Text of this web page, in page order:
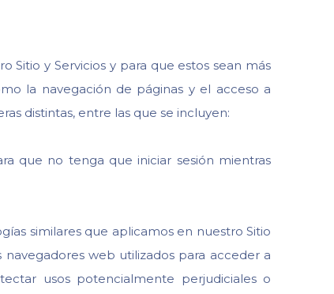
Sitio y Servicios y para que estos sean más
la navegación de páginas y el acceso a
distintas, entre las que se incluyen:
que no tenga que iniciar sesión mientras
similares que aplicamos en nuestro Sitio
web utilizados para acceder a
usos potencialmente perjudiciales o